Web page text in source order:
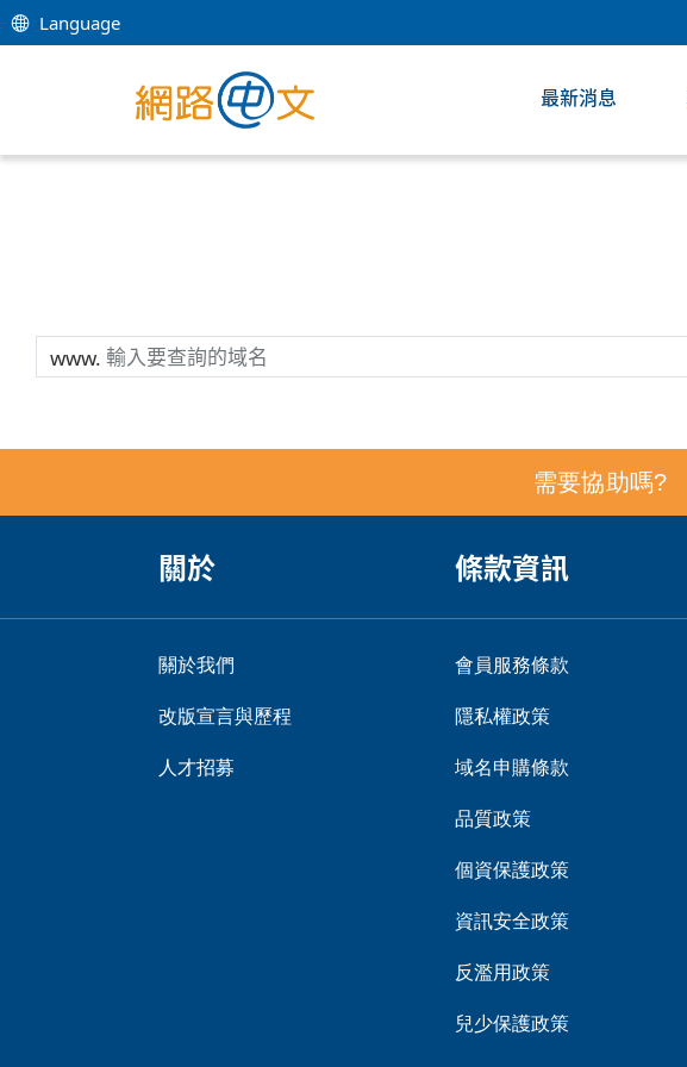
Language
最新消息
www.
需要協助嗎?
關於 條款資訊
關於我們
改版宣言與歷程
人才招募
會員服務條款
隱私權政策
域名申購條款
品質政策
個資保護政策
資訊安全政策
反濫用政策
兒少保護政策